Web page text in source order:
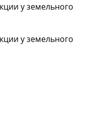
у земельного
у земельного